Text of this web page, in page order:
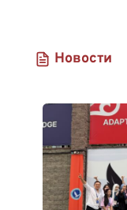
Новости